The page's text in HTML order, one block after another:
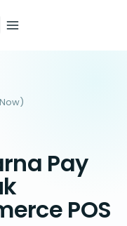
Pay
POS